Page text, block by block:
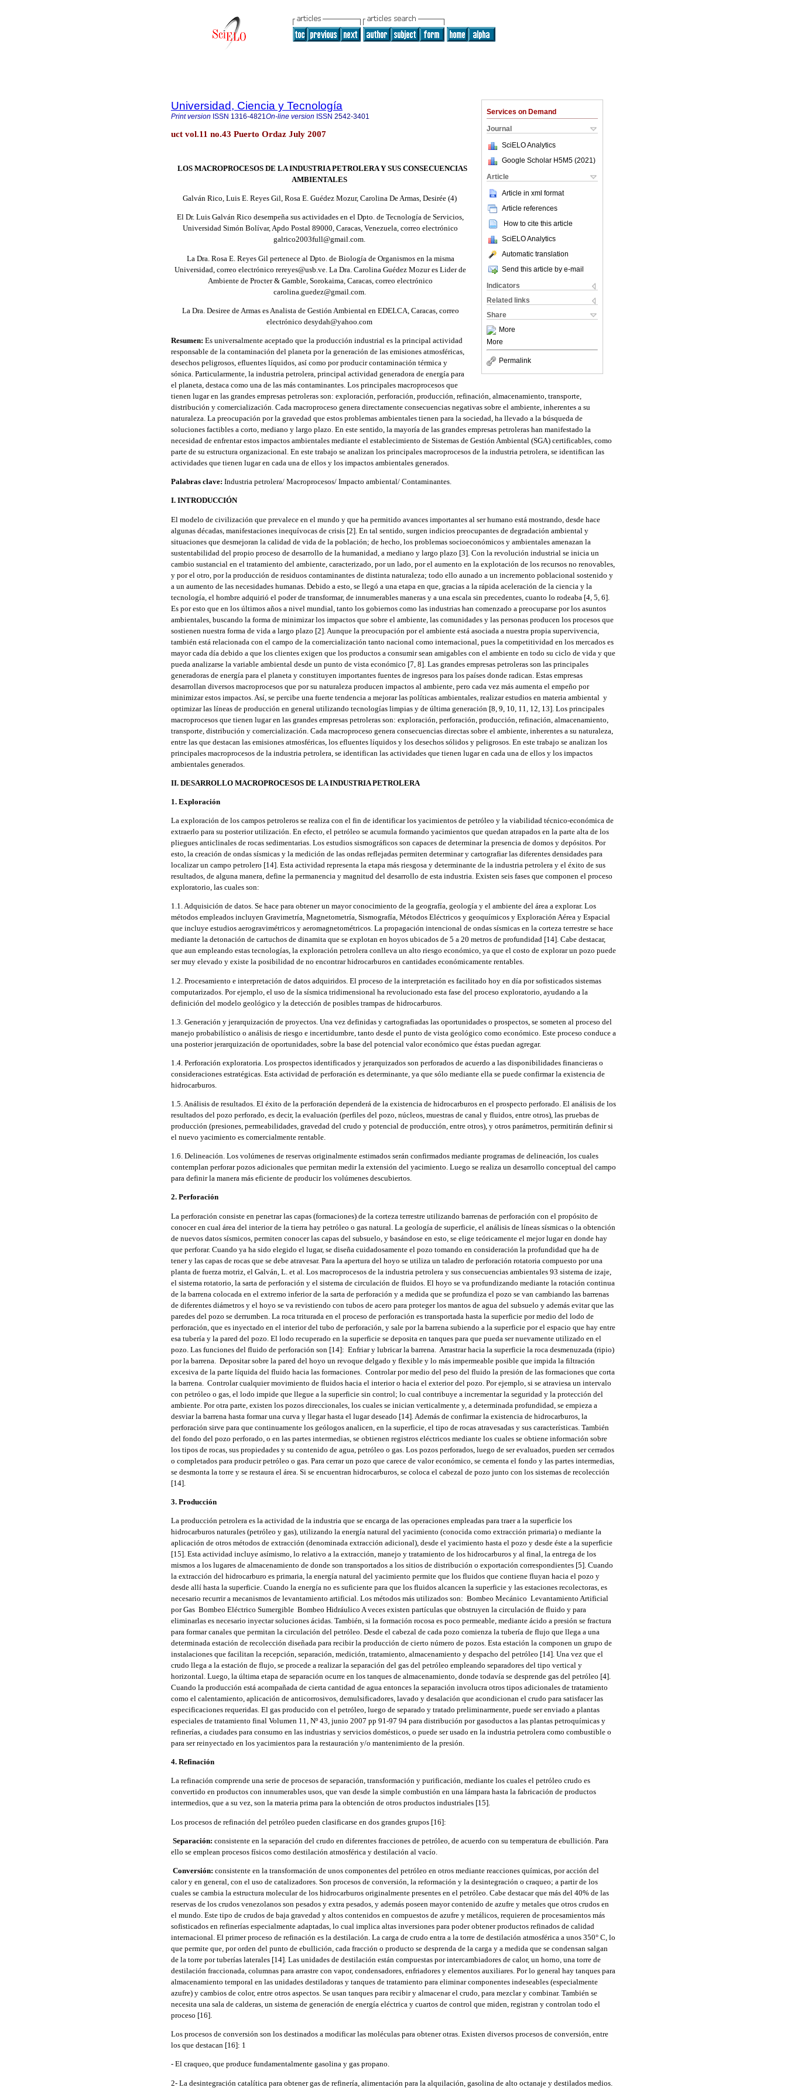
Services on Demand
Journal
SciELO Analytics
Google Scholar H5M5 (2021 )
Article
Article in xml format
Article references
How to cite this article
SciELO Analytics
Automatic translation
Send this article by e-mail
Indicators
Related links
Share
More
More
Permalink
Universidad, Ciencia y Tecnología
Print version ISSN 1316-4821On-line version ISSN 2542-3401
uct vol.11 no.43 Puerto Ordaz July 2007
LOS MACROPROCESOS DE LA INDUSTRIA PETROLERA Y SUS CONSECUENCIAS
AMBIENTALES
Galván Rico, Luis E. Reyes Gil, Rosa E. Guédez Mozur, Carolina De Armas, Desirée (4)
El Dr. Luis Galván Rico desempeña sus actividades en el Dpto. de Tecnología de Servicios,
Universidad Simón Bolívar, Apdo Postal 89000, Caracas, Venezuela, correo electrónico
galrico2003full@gmail.com.
La Dra. Rosa E. Reyes Gil pertenece al Dpto. de Biología de Organismos en la misma
Universidad, correo electrónico rereyes@usb.ve. La Dra. Carolina Guédez Mozur es Lider de
Ambiente de Procter & Gamble, Sorokaima, Caracas, correo electrónico
carolina.guedez@gmail.com.
La Dra. Desiree de Armas es Analista de Gestión Ambiental en EDELCA, Caracas, correo
electrónico desydah@yahoo.com
Resumen: Es universalmente aceptado que la producción industrial es la principal actividad
responsable de la contaminación del planeta por la generación de las emisiones atmosféricas,
desechos peligrosos, efluentes líquidos, así como por producir contaminación térmica y
sónica. Particularmente, la industria petrolera, principal actividad generadora de energía para
el planeta, destaca como una de las más contaminantes. Los principales macroprocesos que
tienen lugar en las grandes empresas petroleras son: exploración, perforación, producción, refinación, almacenamiento, transporte,
distribución y comercialización. Cada macroproceso genera directamente consecuencias negativas sobre el ambiente, inherentes a su
naturaleza. La preocupación por la gravedad que estos problemas ambientales tienen para la sociedad, ha llevado a la búsqueda de
soluciones factibles a corto, mediano y largo plazo. En este sentido, la mayoría de las grandes empresas petroleras han manifestado la
necesidad de enfrentar estos impactos ambientales mediante el establecimiento de Sistemas de Gestión Ambiental (SGA) certificables, como
parte de su estructura organizacional. En este trabajo se analizan los principales macroprocesos de la industria petrolera, se identifican las
actividades que tienen lugar en cada una de ellos y los impactos ambientales generados.
Palabras clave: Industria petrolera/ Macroprocesos/ Impacto ambiental/ Contaminantes.
I. INTRODUCCIÓN
El modelo de civilización que prevalece en el mundo y que ha permitido avances importantes al ser humano está mostrando, desde hace
algunas décadas, manifestaciones inequívocas de crisis [2]. En tal sentido, surgen indicios preocupantes de degradación ambiental y
situaciones que desmejoran la calidad de vida de la población; de hecho, los problemas socioeconómicos y ambientales amenazan la
sustentabilidad del propio proceso de desarrollo de la humanidad, a mediano y largo plazo [3]. Con la revolución industrial se inicia un
cambio sustancial en el tratamiento del ambiente, caracterizado, por un lado, por el aumento en la explotación de los recursos no renovables,
y por el otro, por la producción de residuos contaminantes de distinta naturaleza; todo ello aunado a un incremento poblacional sostenido y
a un aumento de las necesidades humanas. Debido a esto, se llegó a una etapa en que, gracias a la rápida aceleración de la ciencia y la
tecnología, el hombre adquirió el poder de transformar, de innumerables maneras y a una escala sin precedentes, cuanto lo rodeaba [4, 5, 6].
Es por esto que en los últimos años a nivel mundial, tanto los gobiernos como las industrias han comenzado a preocuparse por los asuntos
ambientales, buscando la forma de minimizar los impactos que sobre el ambiente, las comunidades y las personas producen los procesos que
sostienen nuestra forma de vida a largo plazo [2]. Aunque la preocupación por el ambiente está asociada a nuestra propia supervivencia,
también está relacionada con el campo de la comercialización tanto nacional como internacional, pues la competitividad en los mercados es
mayor cada día debido a que los clientes exigen que los productos a consumir sean amigables con el ambiente en todo su ciclo de vida y que
pueda analizarse la variable ambiental desde un punto de vista económico [7, 8]. Las grandes empresas petroleras son las principales
generadoras de energía para el planeta y constituyen importantes fuentes de ingresos para los países donde radican. Estas empresas
desarrollan diversos macroprocesos que por su naturaleza producen impactos al ambiente, pero cada vez más aumenta el empeño por
minimizar estos impactos. Así, se percibe una fuerte tendencia a mejorar las políticas ambientales, realizar estudios en materia ambiental y
optimizar las líneas de producción en general utilizando tecnologías limpias y de última generación [8, 9, 10, 11, 12, 13]. Los principales
macroprocesos que tienen lugar en las grandes empresas petroleras son: exploración, perforación, producción, refinación, almacenamiento,
transporte, distribución y comercialización. Cada macroproceso genera consecuencias directas sobre el ambiente, inherentes a su naturaleza,
entre las que destacan las emisiones atmosféricas, los efluentes líquidos y los desechos sólidos y peligrosos. En este trabajo se analizan los
principales macroprocesos de la industria petrolera, se identifican las actividades que tienen lugar en cada una de ellos y los impactos
ambientales generados.
II. DESARROLLO MACROPROCESOS DE LA INDUSTRIA PETROLERA
1. Exploración
La exploración de los campos petroleros se realiza con el fin de identificar los yacimientos de petróleo y la viabilidad técnico-económica de
extraerlo para su posterior utilización. En efecto, el petróleo se acumula formando yacimientos que quedan atrapados en la parte alta de los
pliegues anticlinales de rocas sedimentarias. Los estudios sismográficos son capaces de determinar la presencia de domos y depósitos. Por
esto, la creación de ondas sísmicas y la medición de las ondas reflejadas permiten determinar y cartografiar las diferentes densidades para
localizar un campo petrolero [14]. Esta actividad representa la etapa más riesgosa y determinante de la industria petrolera y el éxito de sus
resultados, de alguna manera, define la permanencia y magnitud del desarrollo de esta industria. Existen seis fases que componen el proceso
exploratorio, las cuales son:
1.1. Adquisición de datos. Se hace para obtener un mayor conocimiento de la geografía, geología y el ambiente del área a explorar. Los
métodos empleados incluyen Gravimetría, Magnetometría, Sismografía, Métodos Eléctricos y geoquímicos y Exploración Aérea y Espacial
que incluye estudios aerogravimétricos y aeromagnetométricos. La propagación intencional de ondas sísmicas en la corteza terrestre se hace
mediante la detonación de cartuchos de dinamita que se explotan en hoyos ubicados de 5 a 20 metros de profundidad [14]. Cabe destacar,
que aun empleando estas tecnologías, la exploración petrolera conlleva un alto riesgo económico, ya que el costo de explorar un pozo puede
ser muy elevado y existe la posibilidad de no encontrar hidrocarburos en cantidades económicamente rentables.
1.2. Procesamiento e interpretación de datos adquiridos. El proceso de la interpretación es facilitado hoy en día por sofisticados sistemas
computarizados. Por ejemplo, el uso de la sísmica tridimensional ha revolucionado esta fase del proceso exploratorio, ayudando a la
definición del modelo geológico y la detección de posibles trampas de hidrocarburos.
1.3. Generación y jerarquización de proyectos. Una vez definidas y cartografiadas las oportunidades o prospectos, se someten al proceso del
manejo probabilístico o análisis de riesgo e incertidumbre, tanto desde el punto de vista geológico como económico. Este proceso conduce a
una posterior jerarquización de oportunidades, sobre la base del potencial valor económico que éstas puedan agregar.
1.4. Perforación exploratoria. Los prospectos identificados y jerarquizados son perforados de acuerdo a las disponibilidades financieras o
consideraciones estratégicas. Esta actividad de perforación es determinante, ya que sólo mediante ella se puede confirmar la existencia de
hidrocarburos.
1.5. Análisis de resultados. El éxito de la perforación dependerá de la existencia de hidrocarburos en el prospecto perforado. El análisis de los
resultados del pozo perforado, es decir, la evaluación (perfiles del pozo, núcleos, muestras de canal y fluidos, entre otros), las pruebas de
producción (presiones, permeabilidades, gravedad del crudo y potencial de producción, entre otros), y otros parámetros, permitirán definir si
el nuevo yacimiento es comercialmente rentable.
1.6. Delineación. Los volúmenes de reservas originalmente estimados serán confirmados mediante programas de delineación, los cuales
contemplan perforar pozos adicionales que permitan medir la extensión del yacimiento. Luego se realiza un desarrollo conceptual del campo
para definir la manera más eficiente de producir los volúmenes descubiertos.
2. Perforación
La perforación consiste en penetrar las capas (formaciones) de la corteza terrestre utilizando barrenas de perforación con el propósito de
conocer en cual área del interior de la tierra hay petróleo o gas natural. La geología de superficie, el análisis de líneas sísmicas o la obtención
de nuevos datos sísmicos, permiten conocer las capas del subsuelo, y basándose en esto, se elige teóricamente el mejor lugar en donde hay
que perforar. Cuando ya ha sido elegido el lugar, se diseña cuidadosamente el pozo tomando en consideración la profundidad que ha de
tener y las capas de rocas que se debe atravesar. Para la apertura del hoyo se utiliza un taladro de perforación rotatoria compuesto por una
planta de fuerza motriz, el Galván, L. et al. Los macroprocesos de la industria petrolera y sus consecuencias ambientales 93 sistema de izaje,
el sistema rotatorio, la sarta de perforación y el sistema de circulación de fluidos. El hoyo se va profundizando mediante la rotación continua
de la barrena colocada en el extremo inferior de la sarta de perforación y a medida que se profundiza el pozo se van cambiando las barrenas
de diferentes diámetros y el hoyo se va revistiendo con tubos de acero para proteger los mantos de agua del subsuelo y además evitar que las
paredes del pozo se derrumben. La roca triturada en el proceso de perforación es transportada hasta la superficie por medio del lodo de
perforación, que es inyectado en el interior del tubo de perforación, y sale por la barrena subiendo a la superficie por el espacio que hay entre
esa tubería y la pared del pozo. El lodo recuperado en la superficie se deposita en tanques para que pueda ser nuevamente utilizado en el
pozo. Las funciones del fluido de perforación son [14]:  Enfriar y lubricar la barrena.  Arrastrar hacia la superficie la roca desmenuzada (ripio)
por la barrena.  Depositar sobre la pared del hoyo un revoque delgado y flexible y lo más impermeable posible que impida la filtración
excesiva de la parte líquida del fluido hacia las formaciones.  Controlar por medio del peso del fluido la presión de las formaciones que corta
la barrena.  Controlar cualquier movimiento de fluidos hacia el interior o hacia el exterior del pozo. Por ejemplo, si se atraviesa un intervalo
con petróleo o gas, el lodo impide que llegue a la superficie sin control; lo cual contribuye a incrementar la seguridad y la protección del
ambiente. Por otra parte, existen los pozos direccionales, los cuales se inician verticalmente y, a determinada profundidad, se empieza a
desviar la barrena hasta formar una curva y llegar hasta el lugar deseado [14]. Además de confirmar la existencia de hidrocarburos, la
perforación sirve para que continuamente los geólogos analicen, en la superficie, el tipo de rocas atravesadas y sus características. También
del fondo del pozo perforado, o en las partes intermedias, se obtienen registros eléctricos mediante los cuales se obtiene información sobre
los tipos de rocas, sus propiedades y su contenido de agua, petróleo o gas. Los pozos perforados, luego de ser evaluados, pueden ser cerrados
o completados para producir petróleo o gas. Para cerrar un pozo que carece de valor económico, se cementa el fondo y las partes intermedias,
se desmonta la torre y se restaura el área. Si se encuentran hidrocarburos, se coloca el cabezal de pozo junto con los sistemas de recolección
[14].
3. Producción
La producción petrolera es la actividad de la industria que se encarga de las operaciones empleadas para traer a la superficie los
hidrocarburos naturales (petróleo y gas), utilizando la energía natural del yacimiento (conocida como extracción primaria) o mediante la
aplicación de otros métodos de extracción (denominada extracción adicional), desde el yacimiento hasta el pozo y desde éste a la superficie
[15]. Esta actividad incluye asímismo, lo relativo a la extracción, manejo y tratamiento de los hidrocarburos y al final, la entrega de los
mismos a los lugares de almacenamiento de donde son transportados a los sitios de distribución o exportación correspondientes [5]. Cuando
la extracción del hidrocarburo es primaria, la energía natural del yacimiento permite que los fluidos que contiene fluyan hacia el pozo y
desde allí hasta la superficie. Cuando la energía no es suficiente para que los fluidos alcancen la superficie y las estaciones recolectoras, es
necesario recurrir a mecanismos de levantamiento artificial. Los métodos más utilizados son:  Bombeo Mecánico  Levantamiento Artificial
por Gas  Bombeo Eléctrico Sumergible  Bombeo Hidráulico A veces existen partículas que obstruyen la circulación de fluido y para
eliminarlas es necesario inyectar soluciones ácidas. También, si la formación rocosa es poco permeable, mediante ácido a presión se fractura
para formar canales que permitan la circulación del petróleo. Desde el cabezal de cada pozo comienza la tubería de flujo que llega a una
determinada estación de recolección diseñada para recibir la producción de cierto número de pozos. Esta estación la componen un grupo de
instalaciones que facilitan la recepción, separación, medición, tratamiento, almacenamiento y despacho del petróleo [14]. Una vez que el
crudo llega a la estación de flujo, se procede a realizar la separación del gas del petróleo empleando separadores del tipo vertical y
horizontal. Luego, la última etapa de separación ocurre en los tanques de almacenamiento, donde todavía se desprende gas del petróleo [4].
Cuando la producción está acompañada de cierta cantidad de agua entonces la separación involucra otros tipos adicionales de tratamiento
como el calentamiento, aplicación de anticorrosivos, demulsificadores, lavado y desalación que acondicionan el crudo para satisfacer las
especificaciones requeridas. El gas producido con el petróleo, luego de separado y tratado preliminarmente, puede ser enviado a plantas
especiales de tratamiento final Volumen 11, Nº 43, junio 2007 pp 91-97 94 para distribución por gasoductos a las plantas petroquímicas y
refinerías, a ciudades para consumo en las industrias y servicios domésticos, o puede ser usado en la industria petrolera como combustible o
para ser reinyectado en los yacimientos para la restauración y/o mantenimiento de la presión.
4. Refinación
La refinación comprende una serie de procesos de separación, transformación y purificación, mediante los cuales el petróleo crudo es
convertido en productos con innumerables usos, que van desde la simple combustión en una lámpara hasta la fabricación de productos
intermedios, que a su vez, son la materia prima para la obtención de otros productos industriales [15].
Los procesos de refinación del petróleo pueden clasificarse en dos grandes grupos [16]:
 Separación: consistente en la separación del crudo en diferentes fracciones de petróleo, de acuerdo con su temperatura de ebullición. Para
ello se emplean procesos físicos como destilación atmosférica y destilación al vacío.
 Conversión: consistente en la transformación de unos componentes del petróleo en otros mediante reacciones químicas, por acción del
calor y en general, con el uso de catalizadores. Son procesos de conversión, la reformación y la desintegración o craqueo; a partir de los
cuales se cambia la estructura molecular de los hidrocarburos originalmente presentes en el petróleo. Cabe destacar que más del 40% de las
reservas de los crudos venezolanos son pesados y extra pesados, y además poseen mayor contenido de azufre y metales que otros crudos en
el mundo. Este tipo de crudos de baja gravedad y altos contenidos en compuestos de azufre y metálicos, requieren de procesamientos más
sofisticados en refinerías especialmente adaptadas, lo cual implica altas inversiones para poder obtener productos refinados de calidad
internacional. El primer proceso de refinación es la destilación. La carga de crudo entra a la torre de destilación atmosférica a unos 350° C, lo
que permite que, por orden del punto de ebullición, cada fracción o producto se desprenda de la carga y a medida que se condensan salgan
de la torre por tuberías laterales [14]. Las unidades de destilación están compuestas por intercambiadores de calor, un horno, una torre de
destilación fraccionada, columnas para arrastre con vapor, condensadores, enfriadores y elementos auxiliares. Por lo general hay tanques para
almacenamiento temporal en las unidades destiladoras y tanques de tratamiento para eliminar componentes indeseables (especialmente
azufre) y cambios de color, entre otros aspectos. Se usan tanques para recibir y almacenar el crudo, para mezclar y combinar. También se
necesita una sala de calderas, un sistema de generación de energía eléctrica y cuartos de control que miden, registran y controlan todo el
proceso [16].
Los procesos de conversión son los destinados a modificar las moléculas para obtener otras. Existen diversos procesos de conversión, entre
los que destacan [16]: 1
- El craqueo, que produce fundamentalmente gasolina y gas propano.
2- La desintegración catalítica para obtener gas de refinería, alimentación para la alquilación, gasolina de alto octanaje y destilados medios.